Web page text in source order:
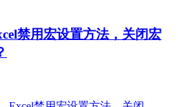
禁用宏设置方法，关闭宏